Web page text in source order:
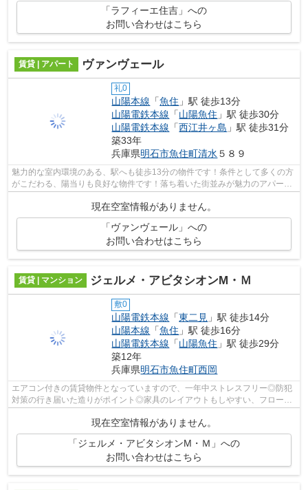
「ラフィーエ住吉」への
お問い合わせはこちら
賃貸 | アパート ヴァンヴェール
礼0
山陽本線 「魚住 」駅 徒歩13分
山陽電鉄本線 「山陽魚住 」駅 徒歩30分
山陽電鉄本線 「西江井ヶ島 」駅 徒歩31分
築33年
兵庫県明石市魚住町清水 ５８９
魅力的な室内環境のある、駅へも徒歩13分の物件です！条件として多くの方
がこだわる、陽当りも良好な物件です！落ち着いた街並みが魅力のアパート
はこちらです！より詳しい情報や内見...
現在空室情報がありません。
「ヴァンヴェール」への
お問い合わせはこちら
賃貸 | マンション ジェルメ・アビタシオンM・Ｍ
敷0
山陽電鉄本線 「東二見 」駅 徒歩14分
山陽本線 「魚住 」駅 徒歩16分
山陽電鉄本線 「山陽魚住 」駅 徒歩29分
築12年
兵庫県明石市魚住町西岡
エアコン付きの賃貸物件となっていますので、一年中ストレスフリー◎防犯
対策の行き届いた造りがポイント◎家具のレイアウトもしやすい、フローリ
現在空室情報がありません。
「ジェルメ・アビタシオンM・Ｍ」への
お問い合わせはこちら